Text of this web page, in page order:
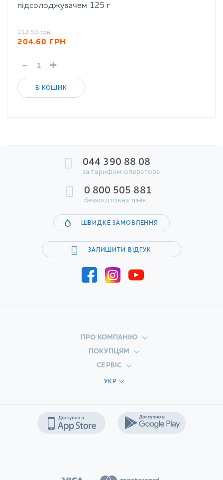
підсолоджувачем 125 г
217.50 грн
204.60 ГРН
- +
В КОШИК
044 390 88 08
за тарифом оператора
0 800 505 881
безкоштовна лінія
ШВИДКЕ ЗАМОВЛЕННЯ
ЗАЛИШИТИ ВІДГУК
ПРО КОМПАНІЮ
ПОКУПЦЯМ
СЕРВІС
УКР